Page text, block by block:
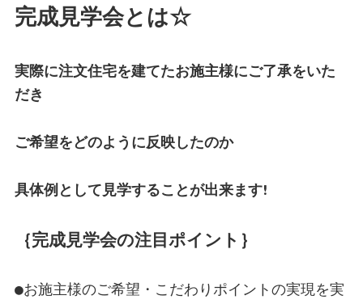
完成見学会とは☆
実際に注文住宅を建てたお施主様にご了承をいた
だき
ご希望をどのように反映したのか
具体例として見学することが出来ます!
｛完成見学会の注目ポイント｝
●お施主様のご希望・こだわりポイントの実現を実